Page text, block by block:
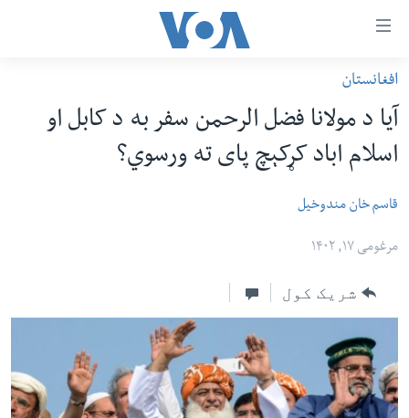
رسي
وړ
اتصالات
ته
عمومي
لارښود
ته
لاړ
افغانستان
سیمه
امریکا
ځوانان
روغتیا
سرمقاله
افغانستان
آیا د مولانا فضل الرحمن سفر به د کابل او
اسلام اباد کړکېچ پای ته ورسوي؟
قاسم خان مندوخیل
مرغومی ۱۷, ۱۴۰۲
شریک کول